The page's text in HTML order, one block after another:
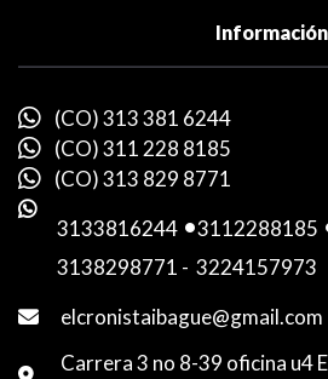
Información
(CO) 313 381 6244
(CO) 311 228 8185
(CO) 313 829 8771
3133816244 -3112288185
3138298771 - 3224157973
elcronistaibague@gmail.com
Carrera 3 no 8-39 oficina u4